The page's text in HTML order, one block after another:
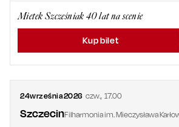
Mietek Szcześniak 40 lat na scenie
Kup bilet
24września2026 czw., 17.00
SzczecinFilharmonia im. Mieczysława